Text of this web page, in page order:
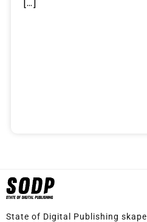
[…]
State of Digital Publishing